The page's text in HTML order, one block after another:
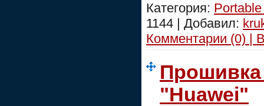
Категория:
1144 | Добавил:
Комментарии (0) |
"Huawei"